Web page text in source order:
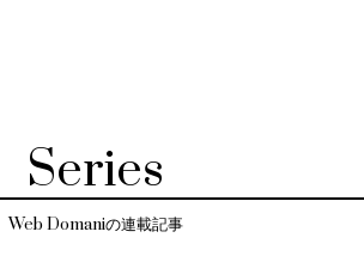
Series
Web Domaniの連載記事